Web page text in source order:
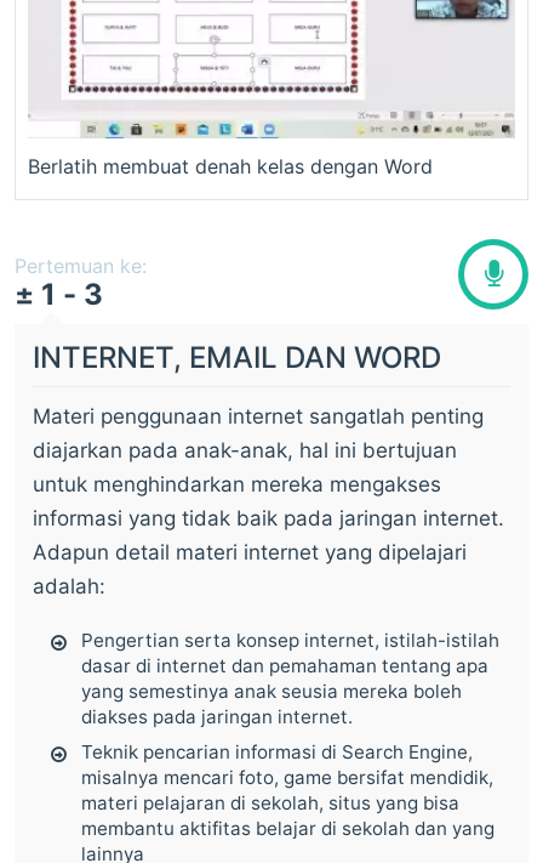
Berlatih membuat denah kelas dengan Word
Pertemuan ke:
± 1 - 3
INTERNET, EMAIL DAN WORD
Materi penggunaan internet sangatlah penting
diajarkan pada anak-anak, hal ini bertujuan
untuk menghindarkan mereka mengakses
informasi yang tidak baik pada jaringan internet.
Adapun detail materi internet yang dipelajari
adalah:
Pengertian serta konsep internet, istilah-istilah
dasar di internet dan pemahaman tentang apa
yang semestinya anak seusia mereka boleh
diakses pada jaringan internet.
Teknik pencarian informasi di Search Engine,
misalnya mencari foto, game bersifat mendidik,
materi pelajaran di sekolah, situs yang bisa
membantu aktifitas belajar di sekolah dan yang
lainnya